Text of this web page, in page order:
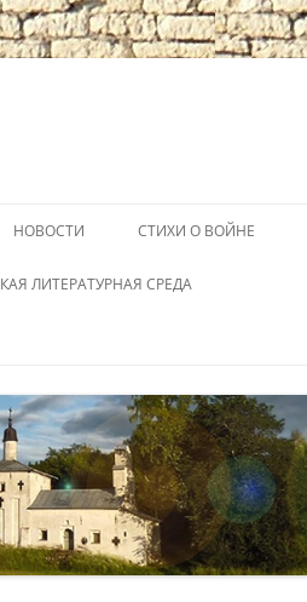
НОВОСТИ СТИХИ О ВОЙНЕ
ЛИТЕРАТУРНАЯ СРЕДА